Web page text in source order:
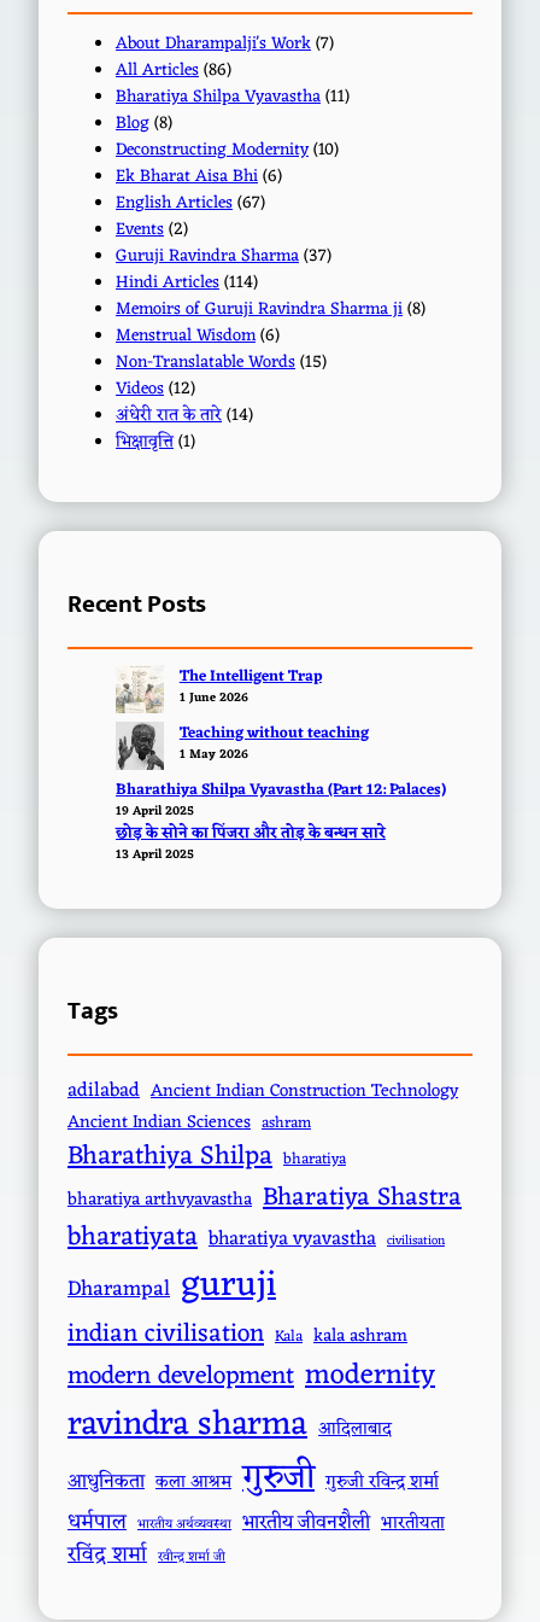
About Dharampalji's Work(7)
All Articles(86)
Bharatiya Shilpa Vyavastha(11)
Blog(8)
Deconstructing Modernity(10)
Ek Bharat Aisa Bhi(6)
English Articles(67)
Events(2)
Guruji Ravindra Sharma(37)
Hindi Articles(114)
Memoirs of Guruji Ravindra Sharma ji(8)
Menstrual Wisdom(6)
Non-Translatable Words(15)
Videos(12)
अंधेरी रात के तारे(14)
भिक्षावृत्ति(1)
Recent Posts
The Intelligent Trap
1 June 2026
Teaching without teaching
1 May 2026
Bharathiya Shilpa Vyavastha (Part 12: Palaces)
19 April 2025
छोड़ के सोने का पिंजरा और तोड़ के बन्धन सारे
13 April 2025
Tags
adilabad Ancient Indian Construction Technology
Ancient Indian Sciences ashram
Bharathiya Shilpa bharatiya
bharatiya arthvyavastha Bharatiya Shastra
bharatiyata bharatiya vyavastha civilisation
Dharampal guruji
indian civilisation Kala kala ashram
modern development modernity
ravindra sharma आदिलाबाद
आधुनिकता कला आश्रम गुरुजी गुरुजी रविन्द्र शर्मा
धर्मपाल भारतीय अर्थव्यवस्था भारतीय जीवनशैली भारतीयता
रविंद्र शर्मा रवीन्द्र शर्मा जी